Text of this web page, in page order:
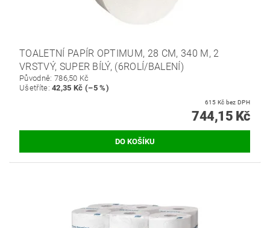
TOALETNÍ PAPÍR OPTIMUM, 28 CM, 340 M, 2
VRSTVÝ, SUPER BÍLÝ, (6ROLÍ/BALENÍ)
Původně: 786,50 Kč
Ušetříte:42,35 Kč (–5 %)
615 Kč bez DPH
744,15 Kč